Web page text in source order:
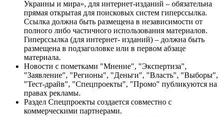
Украины и мира», для интернет-изданий – обязательна
прямая открытая для поисковых систем гиперссылка.
Ссылка должна быть размещена в независимости от
полного либо частичного использования материалов.
Гиперссылка (для интернет- изданий) – должна быть
размещена в подзаголовке или в первом абзаце
материала.
Новости с пометками "Мнение", "Экспертиза",
"Заявление", "Регионы", "Деньги", "Власть", "Выборы",
"Тест-драйв", "Спецпроекты", "Промо" публикуются на
правах рекламы.
Раздел Спецпроекты создается совместно с
коммерческими партнерами.